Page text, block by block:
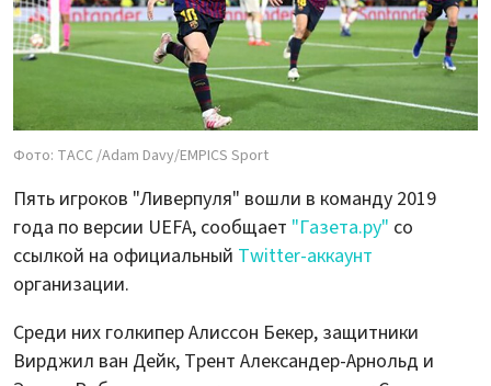
Фото: ТАСС /Adam Davy/EMPICS Sport
Пять игроков "Ливерпуля" вошли в команду 2019
года по версии UEFA, сообщает "Газета.ру" со
ссылкой на официальный Twitter-аккаунт
организации.
Среди них голкипер Алиссон Бекер, защитники
Вирджил ван Дейк, Трент Александер-Арнольд и